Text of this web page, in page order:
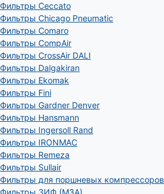
Фильтры Ceccato
Фильтры Chicago Pneumatic
Фильтры Comaro
Фильтры CompAir
Фильтры CrossAir DALI
Фильтры Dalgakiran
Фильтры Ekomak
Фильтры Fini
Фильтры Gardner Denver
Фильтры Hansmann
Фильтры Ingersoll Rand
Фильтры IRONMAC
Фильтры Remeza
Фильтры Sullair
Фильтры для поршневых компрессоров
Фильтры ЗИФ (МЗА)